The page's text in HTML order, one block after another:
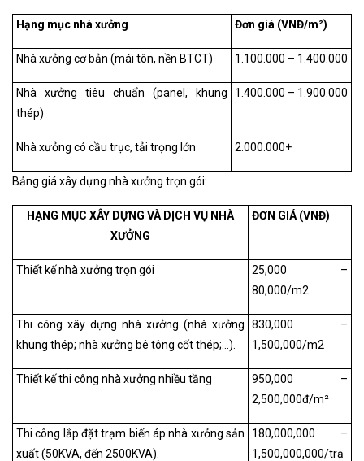
Hạng mục nhà xưởng Đơn giá (VNĐ/m²)
Nhà xưởng cơ bản (mái tôn, nền BTCT) 1.100.000 – 1.400.000
Nhà xưởng tiêu chuẩn (panel, khung
thép)
1.400.000 – 1.900.000
Nhà xưởng có cầu trục, tải trọng lớn 2.000.000+
Bảng giá xây dựng nhà xưởng trọn gói:
HẠNG MỤC XÂY DỰNG VÀ DỊCH VỤ NHÀ
XƯỞNG
ĐƠN GIÁ (VNĐ)
Thiết kế nhà xưởng trọn gói
25,000 –
80,000/m2
Thi công xây dựng nhà xưởng (nhà xưởng
khung thép; nhà xưởng bê tông cốt thép;...).
830,000 –
1,500,000/m2
Thiết kế thi công nhà xưởng nhiều tầng
950,000 –
2,500,000đ/m²
Thi công lắp đặt trạm biến áp nhà xưởng sản
xuất (50KVA, đến 2500KVA).
180,000,000 –
1,500,000,000/trạ